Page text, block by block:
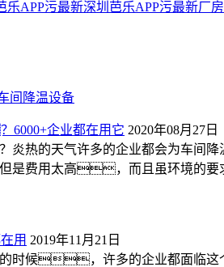
乐APP污最新深圳芭乐APP污最新厂
间降温设备
6000+企业都在用它 2020年08月27日
热的天气许多的企业都会为车
费用太高，而且虽环境的
用 2019年11月21日
时候，许多的企业都面临